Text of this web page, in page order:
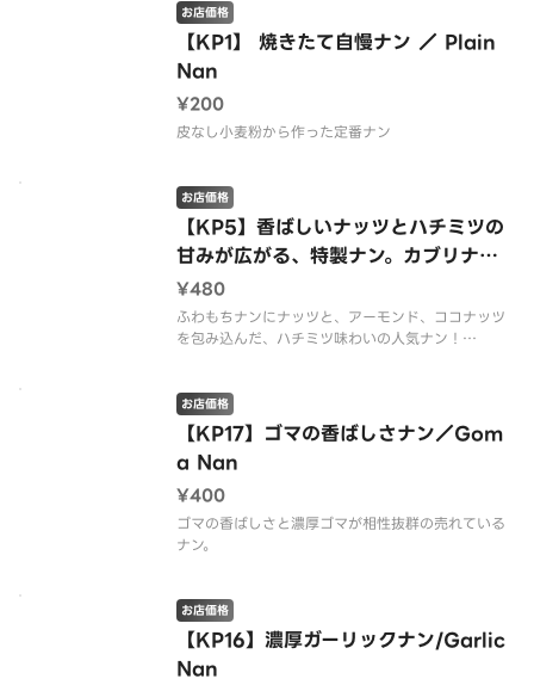
【KP1】 焼きたて自慢ナン ／ Plain
Nan
お店価格
¥200
皮なし小麦粉から作った定番ナン
【KP5】香ばしいナッツとハチミツの
甘みが広がる、特製ナン。カブリナン
／Kabuli Nan
お店価格
¥480
ふわもちナンにナッツと、アーモンド、ココナッツ
を包み込んだ、ハチミツ味わいの人気ナン！
【KP17】ゴマの香ばしさナン／Gom
a Nan
お店価格
¥400
ゴマの香ばしさと濃厚ゴマが相性抜群の売れている
ナン。
【KP16】濃厚ガーリックナン/Garlic
Nan
お店価格